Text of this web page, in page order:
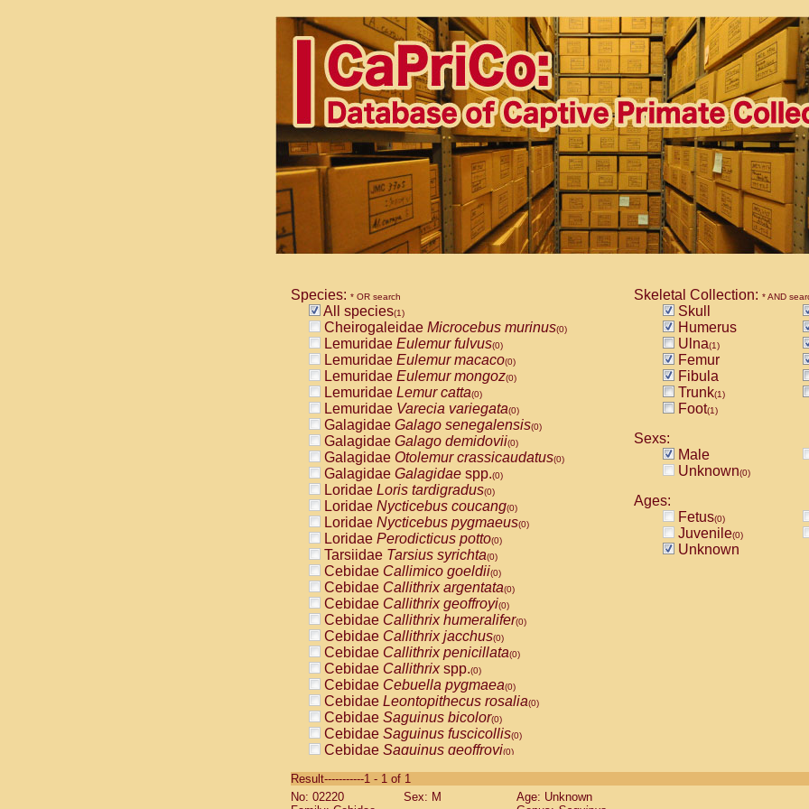
Species: * OR search
All species(1)
Cheirogaleidae Microcebus murinus(0)
Lemuridae Eulemur fulvus(0)
Lemuridae Eulemur macaco(0)
Lemuridae Eulemur mongoz(0)
Lemuridae Lemur catta(0)
Lemuridae Varecia variegata(0)
Galagidae Galago senegalensis(0)
Galagidae Galago demidovii(0)
Galagidae Otolemur crassicaudatus(0)
Galagidae Galagidae spp.(0)
Loridae Loris tardigradus(0)
Loridae Nycticebus coucang(0)
Loridae Nycticebus pygmaeus(0)
Loridae Perodicticus potto(0)
Tarsiidae Tarsius syrichta(0)
Cebidae Callimico goeldii(0)
Cebidae Callithrix argentata(0)
Cebidae Callithrix geoffroyi(0)
Cebidae Callithrix humeralifer(0)
Cebidae Callithrix jacchus(0)
Cebidae Callithrix penicillata(0)
Cebidae Callithrixspp.(0)
Cebidae Cebuella pygmaea(0)
Cebidae Leontopithecus rosalia(0)
Cebidae Saguinus bicolor(0)
Cebidae Saguinus fuscicollis(0)
Cebidae Saguinus geoffroyi(0)
CebidaeSaguinus labiatus(0)
Cebidae Saguinus leucopus (0)
Skeletal Collection: * AND
Skull
Humerus
Ulna(1)
Femur
Fibula
Trunk(1)
Foot(1)
Sexs:
Male
Unknown(0)
Ages:
Fetus(0)
Juvenile(0)
Unknown
Result-----------1 - 1 of 1
No: 02220
Sex: M
Age: Unknown